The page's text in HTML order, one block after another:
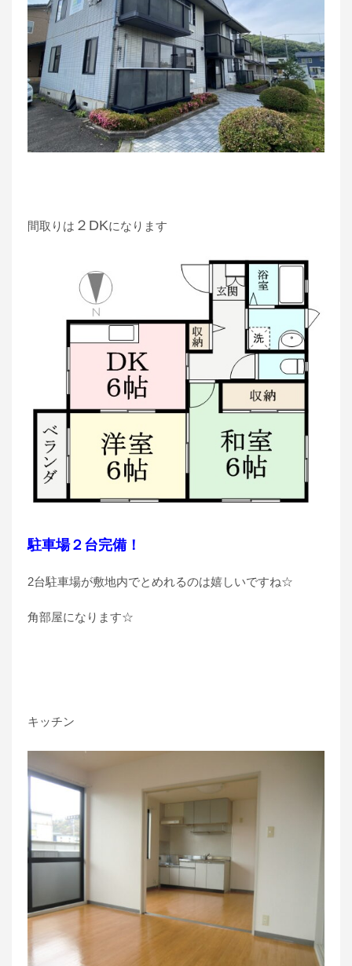
間取りは ２DKになります
駐車場２台完備！
2台駐車場が敷地内でとめれるのは嬉しいですね☆
角部屋になります☆
キッチン